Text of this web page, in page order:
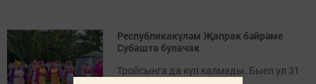
Республикакүләм Җапрак бәйрәме
Субашта булачак
Тройсынга да күп калмады. Быел ул 31